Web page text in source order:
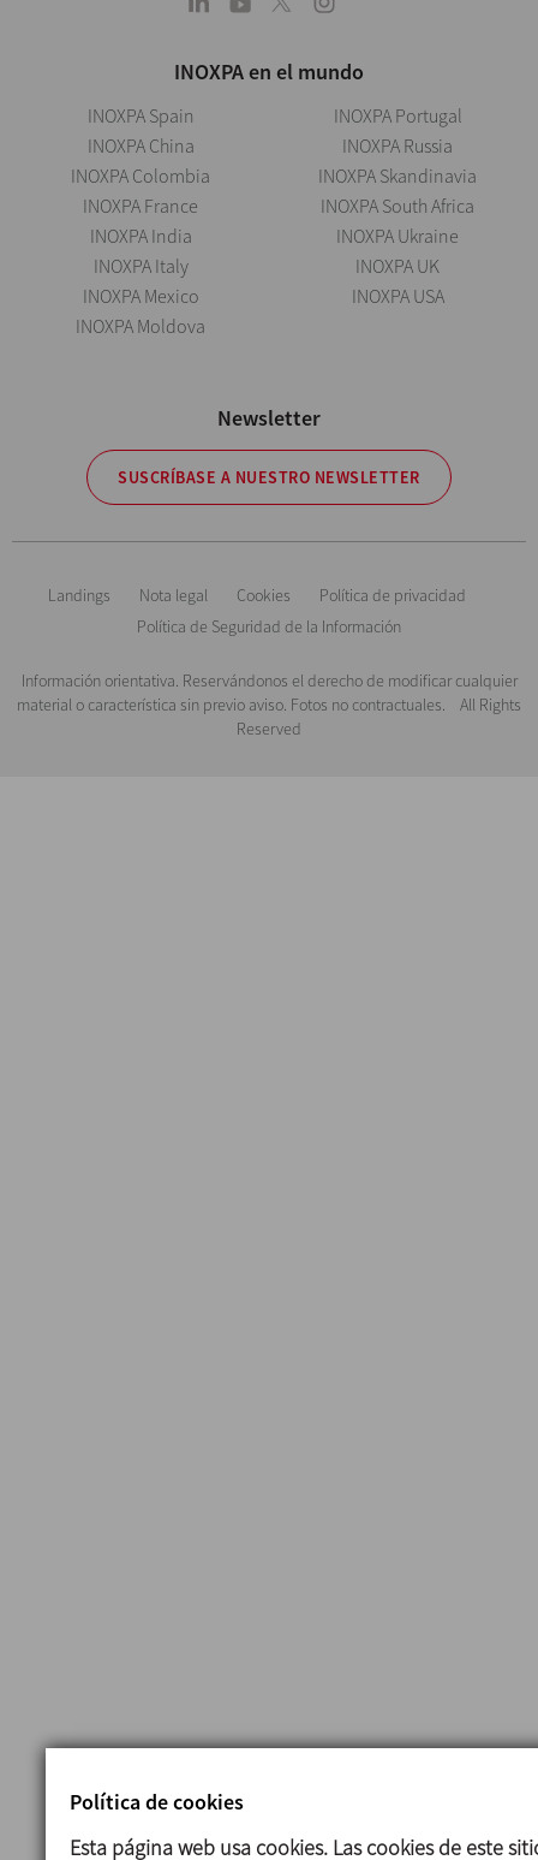
INOXPA en el mundo
INOXPA Spain
INOXPA China
INOXPA Colombia
INOXPA France
INOXPA India
INOXPA Italy
INOXPA Mexico
INOXPA Moldova
INOXPA Portugal
INOXPA Russia
INOXPA Skandinavia
INOXPA South Africa
INOXPA Ukraine
INOXPA UK
INOXPA USA
Newsletter
SUSCRÍBASE A NUESTRO NEWSLETTER
Landings Nota legal Cookies
Política de privacidad
Política de Seguridad de la Información
Información orientativa. Reservándonos el derecho de modificar cualquier
material o característica sin previo aviso. Fotos no contractuales. All Rights
Reserved
Política de cookies
Esta página web usa cookies. Las cookies de este